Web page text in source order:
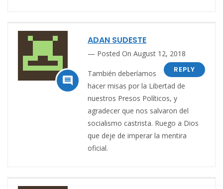

ADAN SUDESTE
Posted On August 12, 2018
REPLY
También deberíamos
hacer misas por la Libertad de
nuestros Presos Políticos, y
agradecer que nos salvaron del
socialismo castrista. Ruego a Dios
que deje de imperar la mentira
oficial.